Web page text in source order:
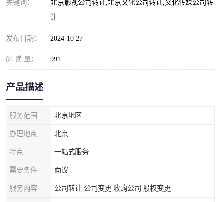
关键词：
北京影视公司转让,北京文化公司转让,文化传媒公司转
让
发布日期： 2024-10-27
阅 读 量： 991
产品描述
服务范围 北京地区
办理地点 北京
特点 一站式服务
需要条件 面议
服务内容 公司转让 公司变更 收购公司 股权变更